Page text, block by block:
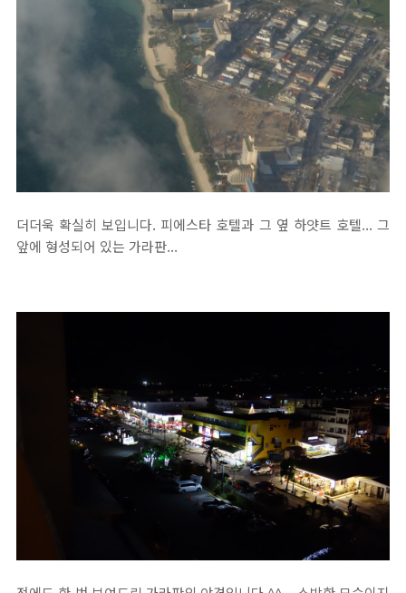
더더욱 확실히 보입니다. 피에스타 호텔과 그 옆 하얏트 호텔... 그
앞에 형성되어 있는 가라판...